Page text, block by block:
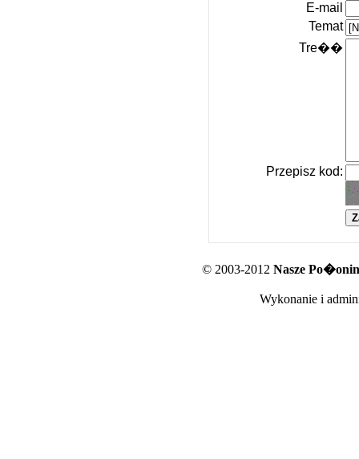
E-mail
Temat
Tre��
Przepisz kod:
© 2003-2012 Nasze
Wykonanie i